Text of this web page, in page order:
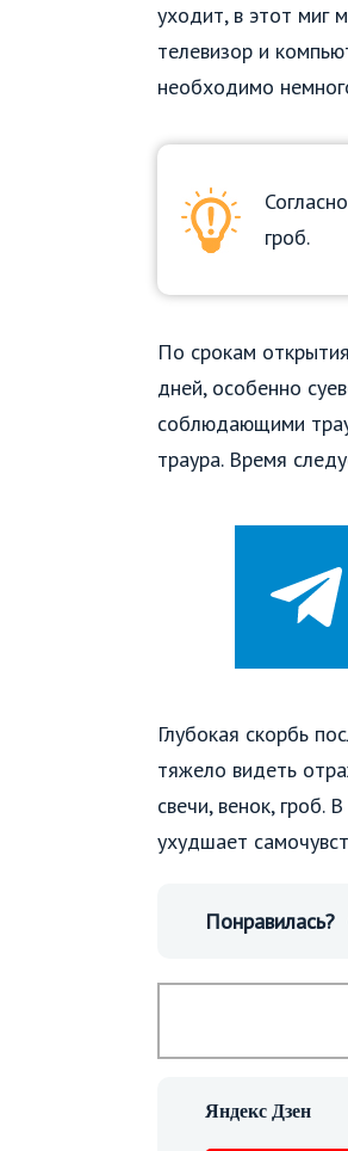
уходит, в этот миг
телевизор и
необходимо
гроб.
По срокам
дней, особенно
соблюдающими
траура. Время
Глубокая скорбь
тяжело видеть
свечи, венок, гроб.
ухудшает
Понравилась?